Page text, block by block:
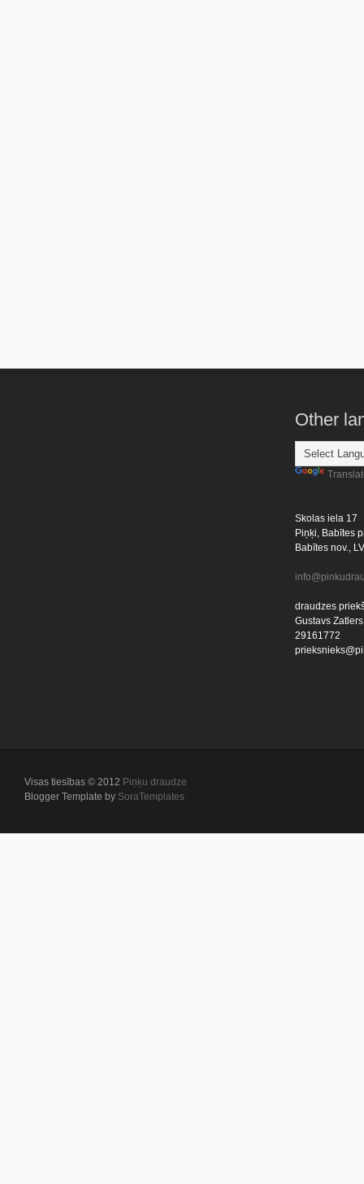
Other
Skolas iela 17
Piņķi, Babītes
Babītes nov.,
draudzes
Gustavs Zatlers
29161772
Visas tiesības © 2012 Piņķu draudze
Blogger Template by SoraTemplates